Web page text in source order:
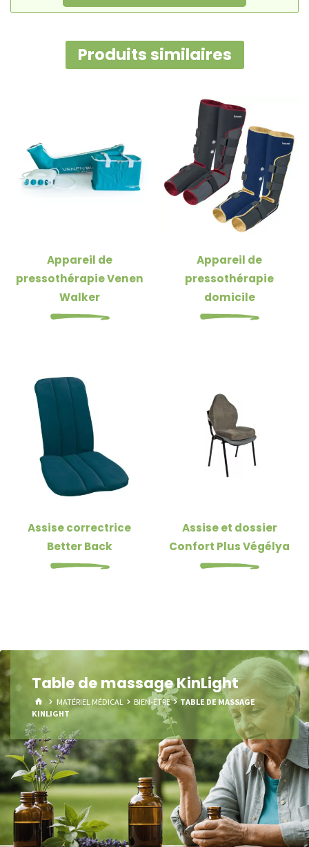
Produits similaires
Appareil de
pressothérapie Venen
Walker
Appareil de
pressothérapie
domicile
Assise correctrice
Better Back
Assise et dossier
Confort Plus Végélya
Table de massage KinLight
HOMEMATÉRIEL MÉDICAL BIEN-ÊTRE
TABLE DE MASSAGE
KINLIGHT